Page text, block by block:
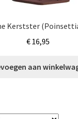
Kerstster
€16,95
aan